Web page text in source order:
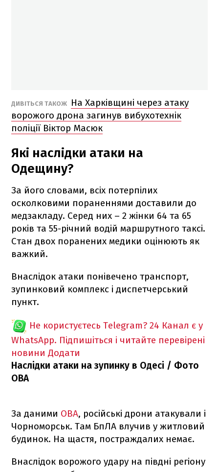
ДИВІТЬСЯ ТАКОЖ
На Харківщині через атаку
ворожого дрона загинув вибухотехнік
поліції Віктор Масюк
Які наслідки атаки на
Одещину?
За його словами, всіх потерпілих
осколковими пораненнями доставили до
медзакладу. Серед них – 2 жінки 64 та 65
років та 55-річний водій маршрутного таксі.
Стан двох поранених медики оцінюють як
важкий.
Внаслідок атаки понівечено транспорт,
зупинковий комплекс і диспетчерський
пункт.
Не користуєтесь Telegram? 24 Канал є у
WhatsApp. Підпишіться і читайте перевірені
новини Додати
Наслідки атаки на зупинку в Одесі / Фото
ОВА
За даними ОВА, російські дрони атакували і
Чорноморськ. Там БпЛА влучив у житловий
будинок. На щастя, постраждалих немає.
Внаслідок ворожого удару на півдні регіону